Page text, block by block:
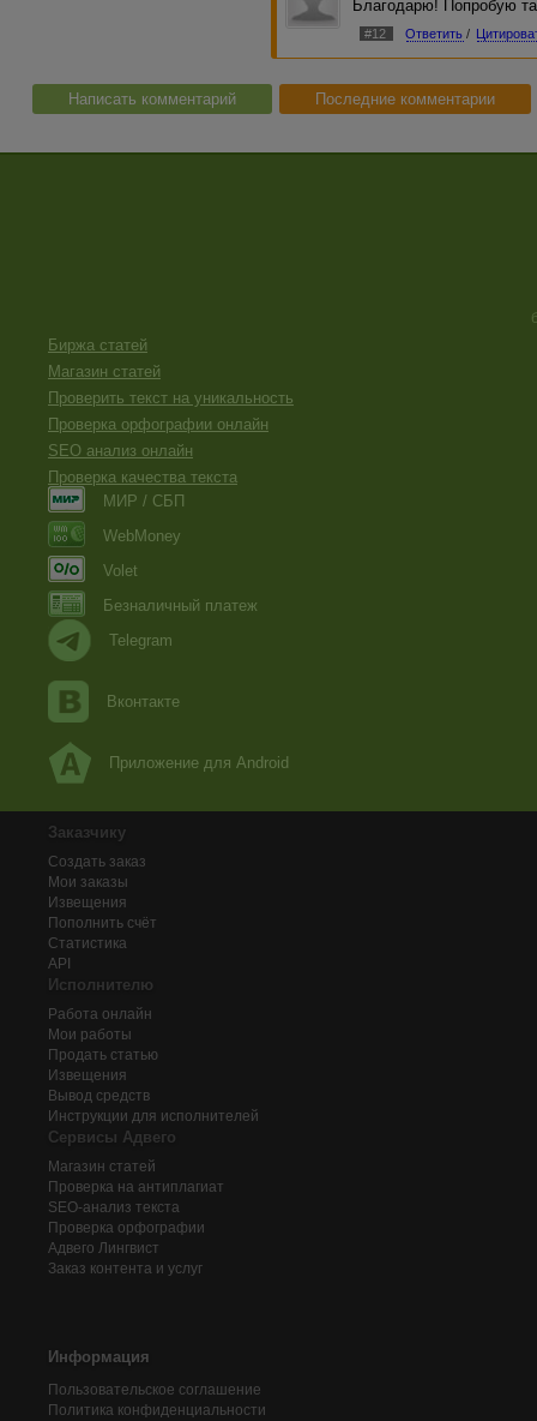
Благодарю! Попробую
#12 Ответить /
Написать комментарий Последние комментарии
Биржа статей
Магазин статей
Проверить текст на уникальность
Проверка орфографии онлайн
SEO анализ онлайн
Проверка качества текста
МИР / СБП
WebMoney
Volet
Безналичный платеж
Telegram
Вконтакте
Приложение для Android
Заказчику
Создать заказ
Мои заказы
Извещения
Пополнить счёт
Статистика
API
Исполнителю
Работа онлайн
Мои работы
Продать статью
Извещения
Вывод средств
Инструкции для исполнителей
Сервисы Адвего
Магазин статей
Проверка на антиплагиат
SEO-анализ текста
Проверка орфографии
Адвего Лингвист
Заказ контента и услуг
Информация
Пользовательское соглашение
Политика конфиденциальности